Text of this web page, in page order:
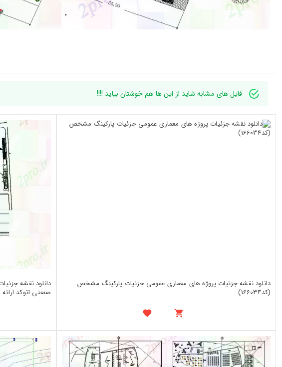
فایل های مشابه شاید از این ها هم خوشتان بیاید !!!!
دانلود نقشه جزئیات پروژه های معماری عمومی جزئیات پارکینگ مشخص
(کد166034)
دانلود نقشه
صنعتی اتوکد ارائه